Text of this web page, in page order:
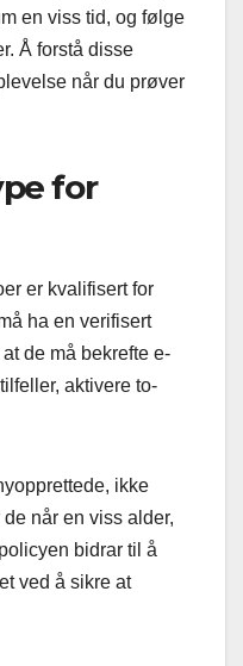
en viss tid, og følge
Å forstå disse
når du prøver
for
er kvalifisert for
ha en verifisert
de må bekrefte e-
aktivere to-
ikke
når en viss alder,
bidrar til å
ved å sikre at